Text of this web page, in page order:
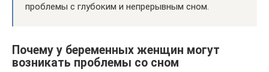
проблемы с глубоким и непрерывным сном.
Почему у беременных женщин могут
возникать проблемы со сном